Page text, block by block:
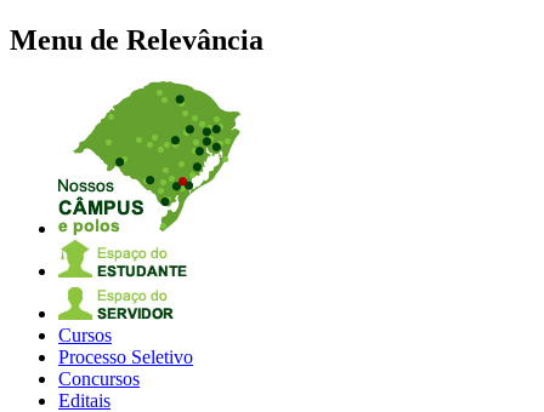
Menu de Relevância
Cursos
Processo Seletivo
Concursos
Editais